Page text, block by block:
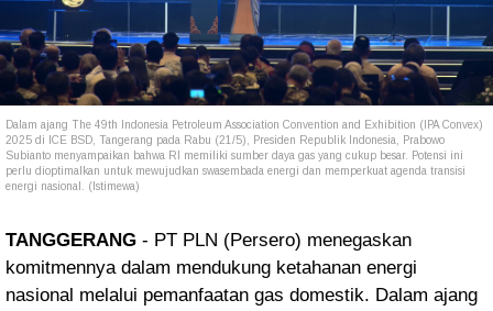
Dalam ajang The 49th Indonesia Petroleum Association Convention and Exhibition (IPA Convex)
2025 di ICE BSD, Tangerang pada Rabu (21/5), Presiden Republik Indonesia, Prabowo
Subianto menyampaikan bahwa RI memiliki sumber daya gas yang cukup besar. Potensi ini
perlu dioptimalkan untuk mewujudkan swasembada energi dan memperkuat agenda transisi
energi nasional. (Istimewa)
TANGGERANG - PT PLN (Persero) menegaskan
komitmennya dalam mendukung ketahanan energi
nasional melalui pemanfaatan gas domestik. Dalam ajang